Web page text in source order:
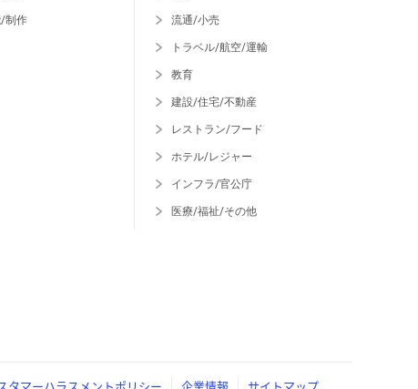
制作 流通/小売
トラベル/航空/運輸
教育
建設/住宅/不動産
レストラン/フード
ホテル/レジャー
インフラ/官公庁
医療/福祉/その他